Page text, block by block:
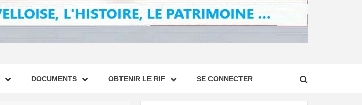
DOCUMENTS OBTENIR LE RIF SE CONNECTER